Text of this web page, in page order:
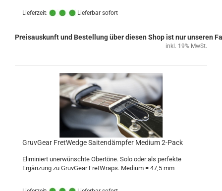
Lieferzeit: Lieferbar sofort
Preisauskunft und Bestellung über diesen Shop ist nur unseren
inkl. 19% MwSt.
GruvGear FretWedge Saitendämpfer Medium 2-Pack
Eliminiert unerwünschte Obertöne. Solo oder als perfekte
Ergänzung zu GruvGear FretWraps. Medium = 47,5 mm